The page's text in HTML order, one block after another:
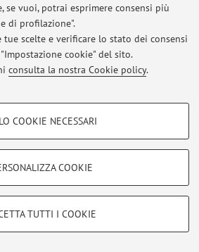
se vuoi, potrai esprimere consensi più
di profilazione".
tue scelte e verificare lo stato dei consensi
cookie" del sito.
consulta la nostra Cookie policy.
- FACOLTATIVI
a titolo esemplificativo, per il corretto
COOKIE NECESSARI
COOKIE
TUTTI I COOKIE
legali| Impostazioni Cookie